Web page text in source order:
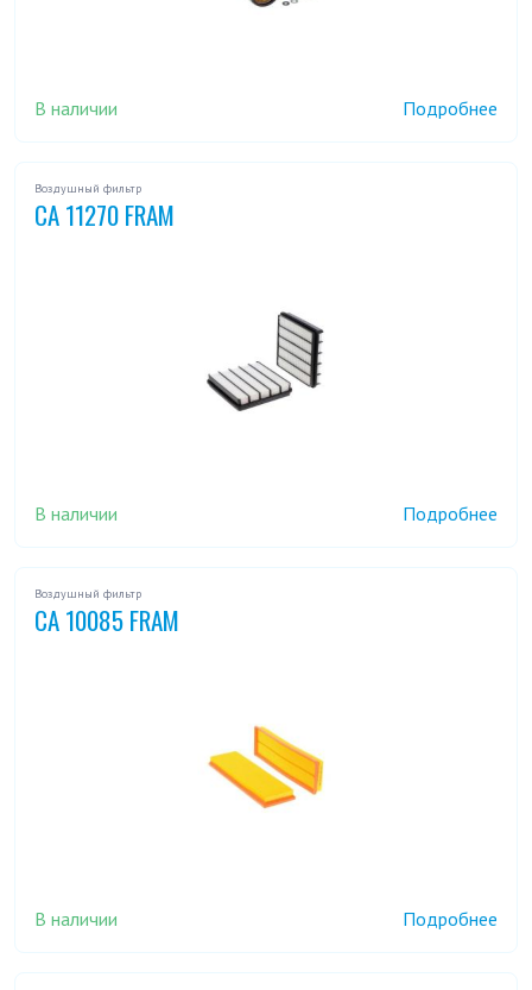
В наличии Подробнее
Воздушный фильтр
CA 11270 FRAM
В наличии Подробнее
Воздушный фильтр
CA 10085 FRAM
В наличии Подробнее